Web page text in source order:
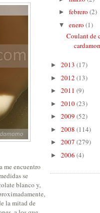
me encuentro
se
blanco y,
la mitad de
► febrero (2)
▼ enero (1)
Coulant de
► 2013 (17)
► 2012 (13)
► 2011 (9)
► 2010(23)
► 2009 (52)
► 2008 (114)
► 2007 (279)
► 2006 (4)